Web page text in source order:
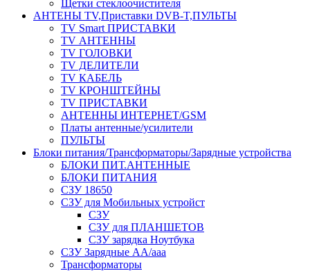
Щетки стеклоочистителя
АНТЕНЫ ТV,Приставки DVB-T,ПУЛЬТЫ
TV Smart ПРИСТАВКИ
TV АНТЕННЫ
TV ГОЛОВКИ
TV ДЕЛИТЕЛИ
TV КАБЕЛЬ
TV КРОНШТЕЙНЫ
TV ПРИСТАВКИ
АНТЕННЫ ИНТЕРНЕТ/GSM
Платы антенные/усилители
ПУЛЬТЫ
Блоки питания/Трансформаторы/Зарядные устройства
БЛОКИ ПИТ.АНТЕННЫЕ
БЛОКИ ПИТАНИЯ
СЗУ 18650
СЗУ для Мобильных устройст
СЗУ
СЗУ для ПЛАНШЕТОВ
СЗУ зарядка Ноутбука
СЗУ Зарядные АА/ааа
Трансформаторы